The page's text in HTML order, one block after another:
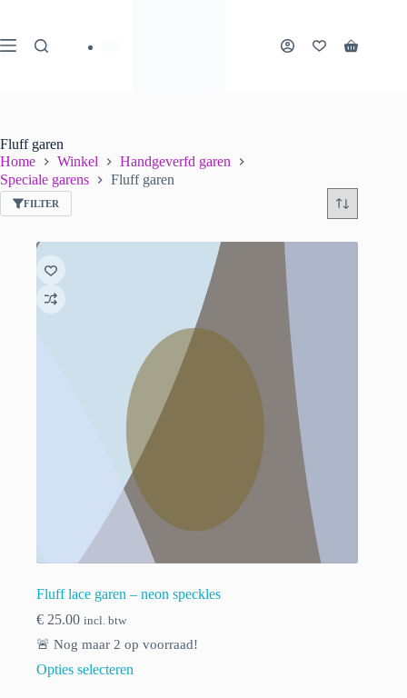
de
inhoud
Fluff garen
Home
Winkel
Handgeverfd garen
Speciale garens
Fluff garen
FILTER
Fluff lace garen – neon speckles
€ 25.00 incl. btw
🚨 Nog maar 2 op voorraad!
Opties selecteren